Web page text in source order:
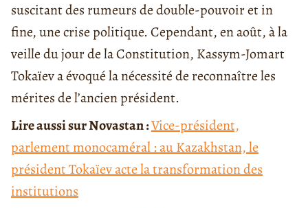
suscitant des rumeurs de double-pouvoir et in
fine, une crise politique. Cependant, en août, à la
veille du jour de la Constitution, Kassym-Jomart
Tokaïev a évoqué la nécessité de reconnaître les
mérites de l’ancien président.
Lire aussi sur Novastan :Vice-président,
parlement monocaméral : au Kazakhstan, le
président Tokaïev acte la transformation des
institutions